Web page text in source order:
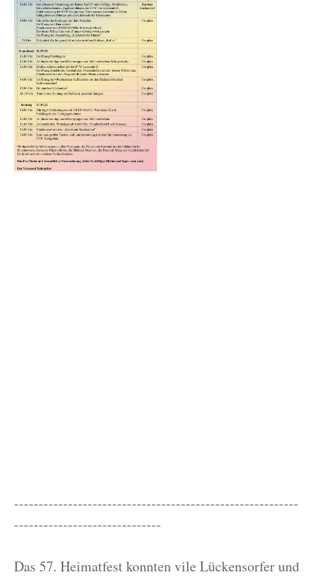
----------------------------------------------------------
------------------------------
Das 57. Heimatfest konnten vile Lückensorfer und